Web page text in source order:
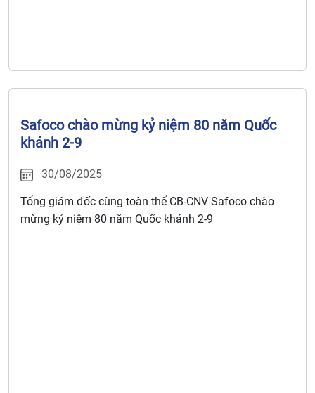
Safoco chào mừng kỷ niệm 80 năm Quốc
khánh 2-9
30/08/2025
Tổng giám đốc cùng toàn thể CB-CNV Safoco chào
mừng kỷ niệm 80 năm Quốc khánh 2-9